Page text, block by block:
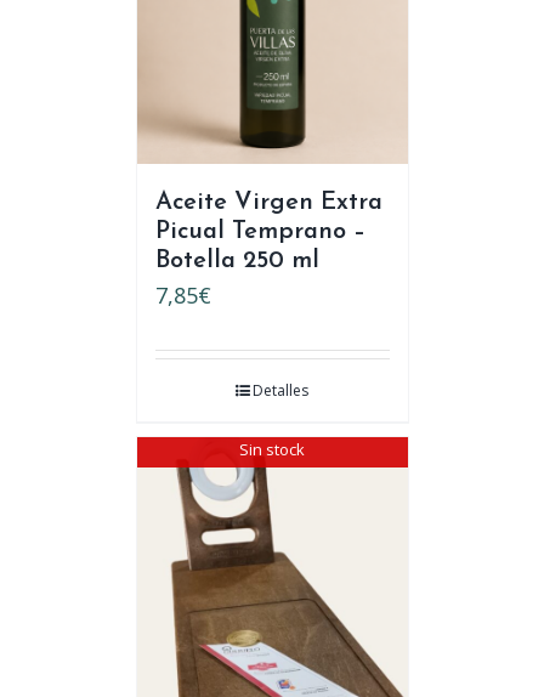
Aceite Virgen Extra
Picual Temprano –
Botella 250 ml
7,85€
Detalles
Sin stock